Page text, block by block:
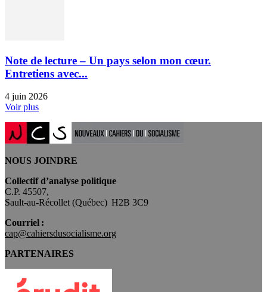
Note de lecture – Un pays selon mon cœur.
Entretiens avec...
4 juin 2026
Voir plus
NOUS JOINDRE
Collectif d’analyse politique
C.P. 45507,
Sault-au-Récollet (Québec) H2B 3C9
Courriel :
cap@cahiersdusocialisme.org
PARTENAIRES